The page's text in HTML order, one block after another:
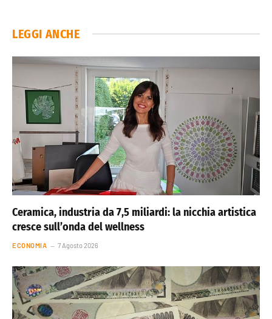
LEGGI ANCHE
Ceramica, industria da 7,5 miliardi: la nicchia artistica
cresce sull’onda del wellness
ECONOMIA 7 Agosto 2026